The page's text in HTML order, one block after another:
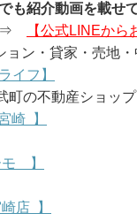
も紹介動画を載せ
⇒
【公式LINEから
ョン・貸家・売地
イフ】
町の不動産ショップ
崎 】
】
店 】